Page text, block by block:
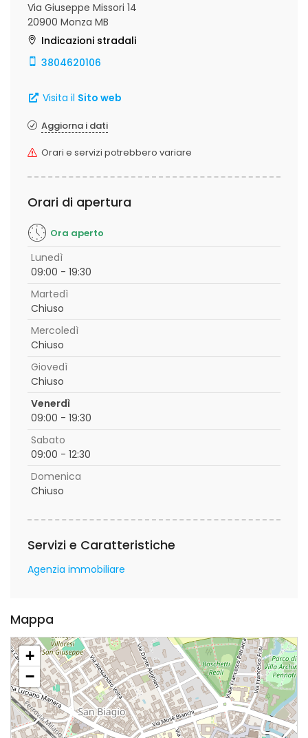
Via Giuseppe Missori 14
20900 Monza MB
Indicazioni stradali
3804620106
Visita il Sito web
Aggiorna i dati
Orari e servizi potrebbero variare
Orari di apertura
Ora aperto
Lunedì
09:00 - 19:30
Martedì
Chiuso
Mercoledì
Chiuso
Giovedì
Chiuso
Venerdì
09:00 - 19:30
Sabato
09:00 - 12:30
Domenica
Chiuso
Servizi e Caratteristiche
Agenzia immobiliare
Mappa
+
−